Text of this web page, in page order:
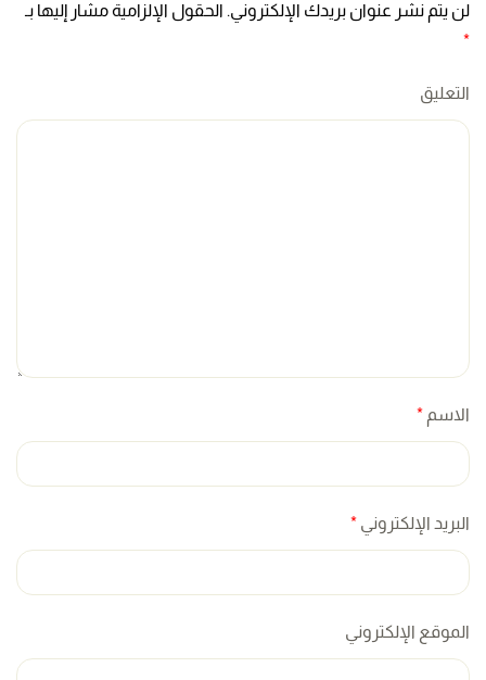
لن يتم نشر عنوان بريدك الإلكتروني. الحقول الإلزامية مشار إليها بـ
*
التعليق
الاسم *
البريد الإلكتروني *
الموقع الإلكتروني